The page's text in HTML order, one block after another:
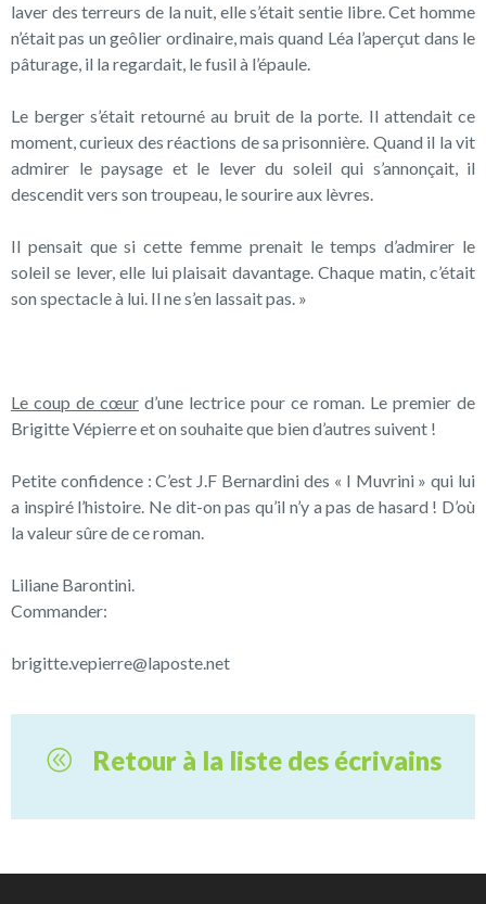
laver des terreurs de la nuit, elle s’était sentie libre. Cet homme
n’était pas un geôlier ordinaire, mais quand Léa l’aperçut dans le
pâturage, il la regardait, le fusil à l’épaule.
Le berger s’était retourné au bruit de la porte. Il attendait ce
moment, curieux des réactions de sa prisonnière. Quand il la vit
admirer le paysage et le lever du soleil qui s’annonçait, il
descendit vers son troupeau, le sourire aux lèvres.
Il pensait que si cette femme prenait le temps d’admirer le
soleil se lever, elle lui plaisait davantage. Chaque matin, c’était
son spectacle à lui. Il ne s’en lassait pas. »
Le coup de cœur d’une lectrice pour ce roman. Le premier de
Brigitte Vépierre et on souhaite que bien d’autres suivent !
Petite confidence : C’est J.F Bernardini des « I Muvrini » qui lui
a inspiré l’histoire. Ne dit-on pas qu’il n’y a pas de hasard ! D’où
la valeur sûre de ce roman.
Liliane Barontini.
Commander:
brigitte.vepierre@laposte.net
Retour à la liste des écrivains